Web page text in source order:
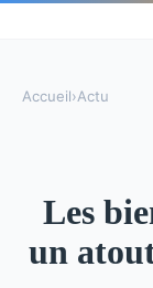
Accueil›Actu
Les
un